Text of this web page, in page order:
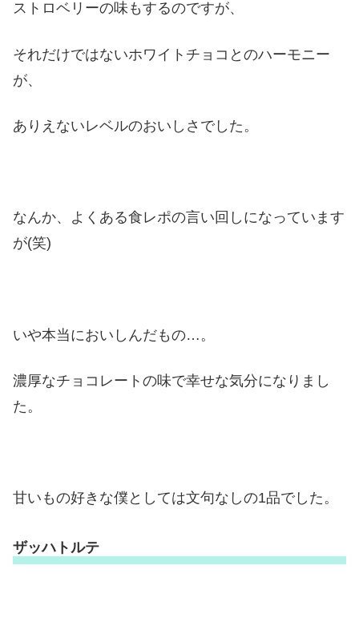
ストロベリーの味もするのですが、
それだけではないホワイトチョコとのハーモニー
が、
ありえないレベルのおいしさでした。
なんか、よくある食レポの言い回しになっています
が(笑)
いや本当においしんだもの…。
濃厚なチョコレートの味で幸せな気分になりまし
た。
甘いもの好きな僕としては文句なしの1品でした。
ザッハトルテ